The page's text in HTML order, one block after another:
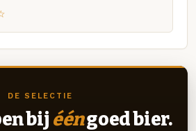
DE SELECTIE
bij ééngoed bier.